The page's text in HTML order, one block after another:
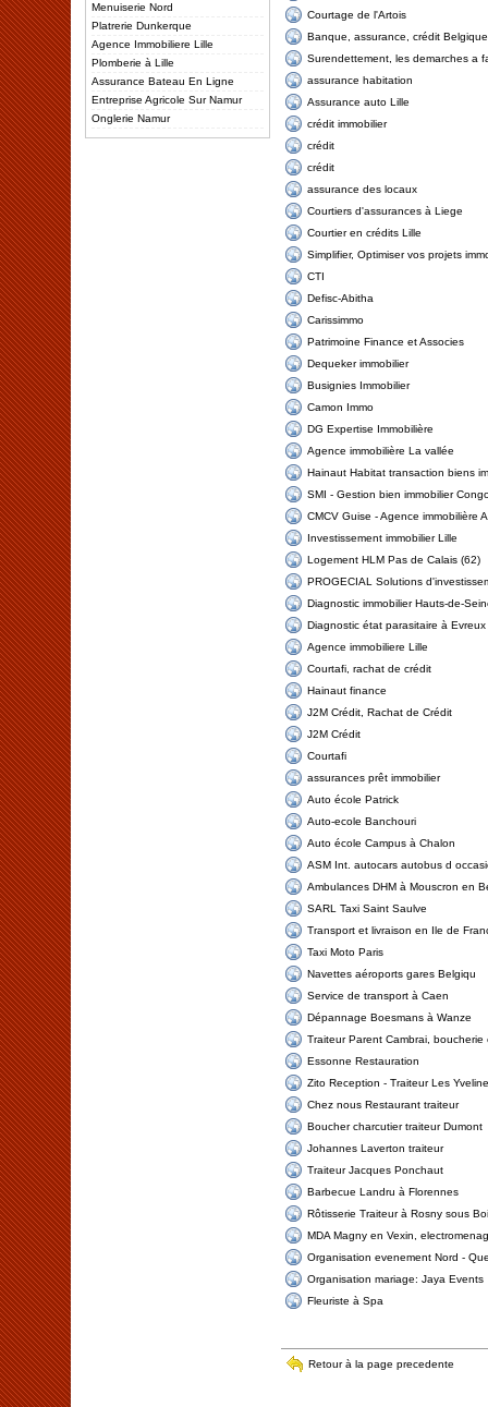
Menuiserie Nord
Platrerie Dunkerque
Agence Immobiliere Lille
Plomberie à Lille
Assurance Bateau En Ligne
Entreprise Agricole Sur Namur
Onglerie Namur
Courtage de l'Artois
Banque, assurance, crédit Belgique
Surendettement, les demarches a
assurance habitation
Assurance auto Lille
crédit immobilier
crédit
crédit
assurance des locaux
Courtiers d'assurances à Liege
Courtier en crédits Lille
Simplifier, Optimiser vos projets
CTI
Defisc-Abitha
Carissimmo
Patrimoine Finance et Associes
Dequeker immobilier
Busignies Immobilier
Camon Immo
DG Expertise Immobilière
Agence immobilière La vallée
Hainaut Habitat transaction biens
SMI - Gestion bien immobilier
CMCV Guise - Agence immobilière
Investissement immobilier Lille
Logement HLM Pas de Calais (62)
PROGECIAL Solutions
Diagnostic immobilier Hauts-de-
Diagnostic état parasitaire à Evreux
Agence immobiliere Lille
Courtafi, rachat de crédit
Hainaut finance
J2M Crédit, Rachat de Crédit
J2M Crédit
Courtafi
assurances prêt immobilier
Auto école Patrick
Auto-ecole Banchouri
Auto école Campus à Chalon
ASM Int. autocars autobus d
Ambulances DHM à Mouscron en
SARL Taxi Saint Saulve
Transport et livraison en Ile de
Taxi Moto Paris
Navettes aéroports gares Belgiqu
Service de transport à Caen
Dépannage Boesmans à Wanze
Traiteur Parent Cambrai, boucherie
Essonne Restauration
Zito Reception - Traiteur Les
Chez nous Restaurant traiteur
Boucher charcutier traiteur Dumont
Johannes Laverton traiteur
Traiteur Jacques Ponchaut
Barbecue Landru à Florennes
Rôtisserie Traiteur à Rosny sous
MDA Magny en Vexin,
Organisation evenement Nord -
Organisation mariage: Jaya Events
Fleuriste à Spa
Retour à la page precedente